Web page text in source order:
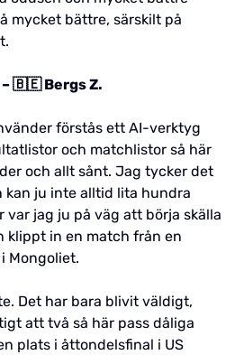
mycket bättre, särskilt på
🇧🇪 Bergs Z.
förstås ett AI-verktyg
och matchlistor så här
och allt sånt. Jag tycker det
kan ju inte alltid lita hundra
var jag ju på väg att börja skälla
klippt in en match från en
Mongoliet.
Det har bara blivit väldigt,
att två så här pass dåliga
plats i åttondelsfinal i US